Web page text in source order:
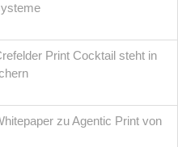
Print Cocktail steht in
zu Agentic Print von